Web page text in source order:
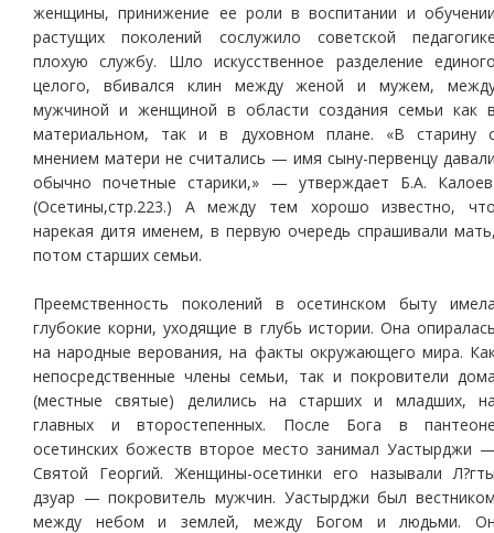
женщины, принижение ее роли в воспитании и
растущих поколений сослужило советской
плохую службу. Шло искусственное разделение
целого, вбивался клин между женой и мужем,
мужчиной и женщиной в области создания семьи как
материальном, так и в духовном плане. «В старину
мнением матери не считались — имя сыну-первенцу
обычно почетные старики,» — утверждает Б.А.
(Осетины,стр.223.) А между тем хорошо известно,
нарекая дитя именем, в первую очередь спрашивали
потом старших семьи.
Преемственность поколений в осетинском быту
глубокие корни, уходящие в глубь истории. Она
на народные верования, на факты окружающего мира.
непосредственные члены семьи, так и покровители
(местные святые) делились на старших и младших,
главных и второстепенных. После Бога в
осетинских божеств второе место занимал Уастырджи
Святой Георгий. Женщины-осетинки его называли
дзуар — покровитель мужчин. Уастырджи был
между небом и землей, между Богом и людьми.